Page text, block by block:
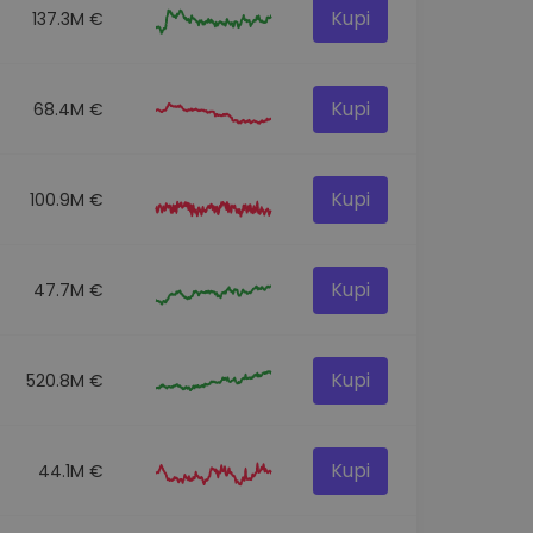
137.3M € Kupi
68.4M € Kupi
100.9M € Kupi
47.7M € Kupi
520.8M € Kupi
44.1M € Kupi